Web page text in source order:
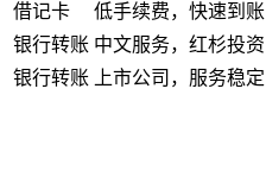
借记卡
低手续费，快速到账
银行转账 中文服务，红杉投资
银行转账 上市公司，服务稳定